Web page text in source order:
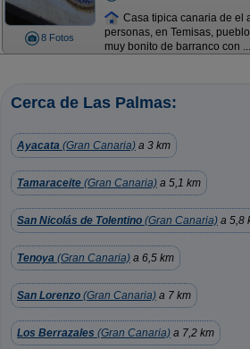
8 Fotos
Casa tipica canaria de el
personas, en Temisas,
muy bonito de barranco con ...
Cerca de Las Palmas:
Ayacata (Gran Canaria) a 3 km
Tamaraceite (Gran Canaria) a 5,1 km
San Nicolás de Tolentino (Gran Canaria) a 5,8
Tenoya (Gran Canaria) a 6,5 km
San Lorenzo (Gran Canaria) a 7 km
Los Berrazales (Gran Canaria) a 7,2 km